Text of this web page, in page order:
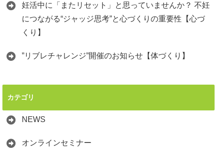
妊活中に「またリセット」と思っていませんか？ 不妊
につながる“ジャッジ思考”と心づくりの重要性【心づ
くり】
”リブレチャレンジ”開催のお知らせ【体づくり】
カテゴリ
NEWS
オンラインセミナー